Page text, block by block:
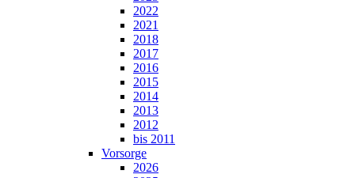
2022
2021
2018
2017
2016
2015
2014
2013
2012
bis 2011
Vorsorge
2026